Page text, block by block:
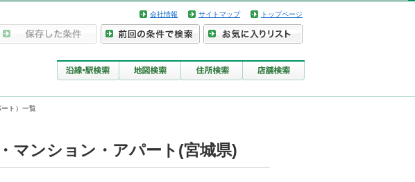
会社情報 サイトマップ トップページ
ト）一覧
マンション・アパート(宮城県)